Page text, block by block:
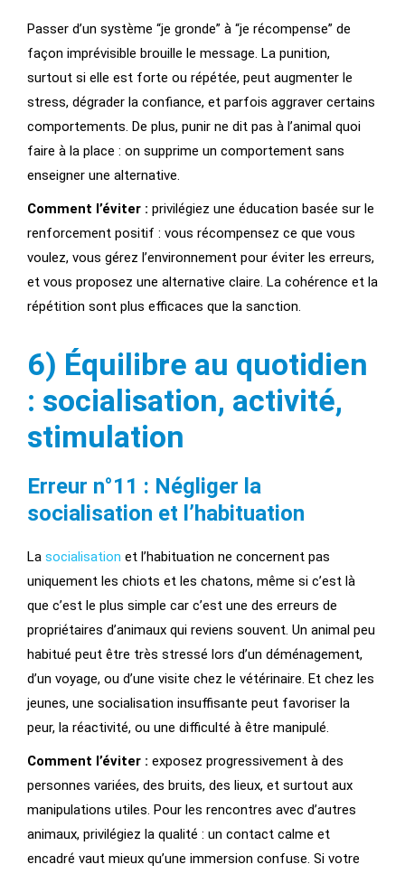
Passer d’un système “je gronde” à “je récompense” de
façon imprévisible brouille le message. La punition,
surtout si elle est forte ou répétée, peut augmenter le
stress, dégrader la confiance, et parfois aggraver certains
comportements. De plus, punir ne dit pas à l’animal quoi
faire à la place : on supprime un comportement sans
enseigner une alternative.
Comment l’éviter : privilégiez une éducation basée sur le
renforcement positif : vous récompensez ce que vous
voulez, vous gérez l’environnement pour éviter les erreurs,
et vous proposez une alternative claire. La cohérence et la
répétition sont plus efficaces que la sanction.
6) Équilibre au quotidien
: socialisation, activité,
stimulation
Erreur n°11 : Négliger la
socialisation et l’habituation
La socialisation et l’habituation ne concernent pas
uniquement les chiots et les chatons, même si c’est là
que c’est le plus simple car c’est une des erreurs de
propriétaires d’animaux qui reviens souvent. Un animal peu
habitué peut être très stressé lors d’un déménagement,
d’un voyage, ou d’une visite chez le vétérinaire. Et chez les
jeunes, une socialisation insuffisante peut favoriser la
peur, la réactivité, ou une difficulté à être manipulé.
Comment l’éviter : exposez progressivement à des
personnes variées, des bruits, des lieux, et surtout aux
manipulations utiles. Pour les rencontres avec d’autres
animaux, privilégiez la qualité : un contact calme et
encadré vaut mieux qu’une immersion confuse. Si votre